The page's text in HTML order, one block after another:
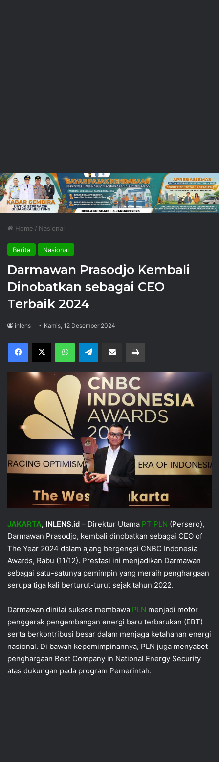
Home / Nasional
Berita Nasional
Darmawan Prasodjo Kembali
Dinobatkan sebagai CEO
Terbaik 2024
inlens Kamis, 12 Desember 2024
Facebook
X WhatsAppTelegram Share via Email Print
JAKARTA, INLENS.id – Direktur Utama PT PLN (Persero),
Darmawan Prasodjo, kembali dinobatkan sebagai CEO of
The Year 2024 dalam ajang bergengsi CNBC Indonesia
Awards, Rabu (11/12). Prestasi ini menjadikan Darmawan
sebagai satu-satunya pemimpin yang meraih penghargaan
serupa tiga kali berturut-turut sejak tahun 2022.
Darmawan dinilai sukses membawa PLN menjadi motor
penggerak pengembangan energi baru terbarukan (EBT)
serta berkontribusi besar dalam menjaga ketahanan energi
nasional. Di bawah kepemimpinannya, PLN juga menyabet
penghargaan Best Company in National Energy Security
atas dukungan pada program Pemerintah.